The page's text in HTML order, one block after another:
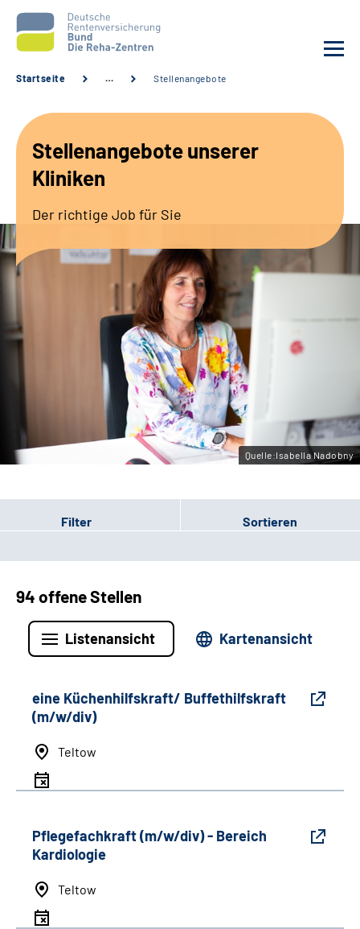
Unsere Kliniken
Sozialdienste & Zuweisende
Erweiterte Suche
Gebärdensprache
Leichte Sprache
Startseite … Stellenangebote
Stellenangebote unserer
Kliniken
Der richtige Job für Sie
Quelle:Isabella Nadobny
Filter Sortieren
94 offene Stellen
Listenansicht Kartenansicht
eine Küchenhilfskraft/ Buffethilfskraft
(m/w/div)
Teltow
Pflegefachkraft (m/w/div) - Bereich
Kardiologie
Teltow